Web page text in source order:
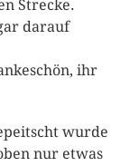
Strecke.
darauf
ihr
wurde
nur etwas